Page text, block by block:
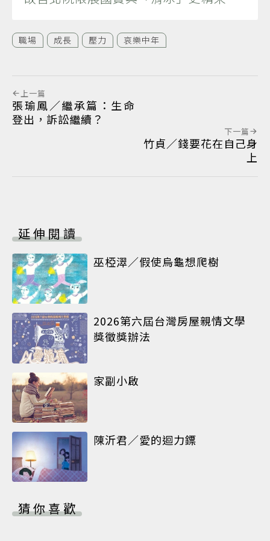
職場 成長 壓力 哀樂中年
上一篇
張瑜鳳／繼承篇：生命
登出，訴訟繼續？
下一篇
竹貞／錢要花在自己身
上
延伸閱讀
巫椏濢／假使烏龜想爬樹
2026第六屆台灣房屋親情文學
獎徵獎辦法
家副小啟
陳沂君／愛的迴力鏢
猜你喜歡